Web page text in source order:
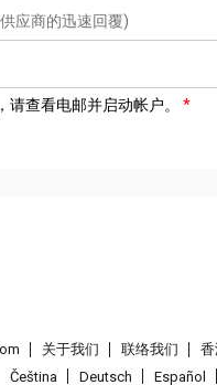
应商的迅速回覆)
查看电邮并启动帐户。
关于我们 联络我们
Čeština
Deutsch Español